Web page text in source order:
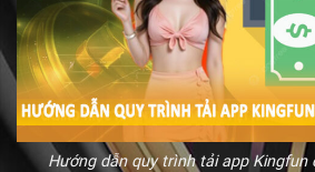
Hướng dẫn quy trình tải app Kingfun